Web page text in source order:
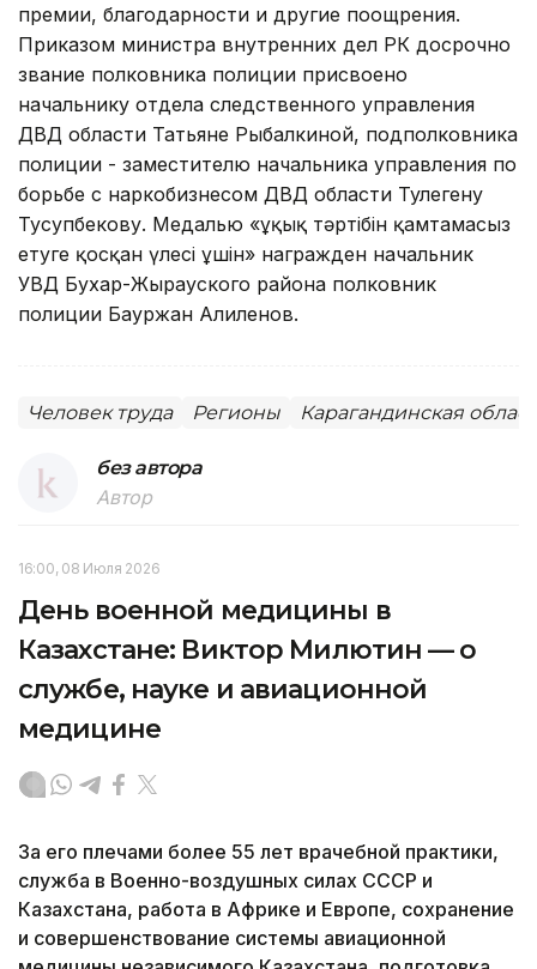
премии, благодарности и другие поощрения.
Приказом министра внутренних дел РК досрочно
звание полковника полиции присвоено
начальнику отдела следственного управления
ДВД области Татьяне Рыбалкиной, подполковника
полиции - заместителю начальника управления по
борьбе с наркобизнесом ДВД области Тулегену
Тусупбекову. Медалью «Құқық тәртібін қамтамасыз
етуге қосқан үлесі ұшін» награжден начальник
УВД Бухар-Жырауского района полковник
полиции Бауржан Алиленов.
Человек труда Регионы Карагандинская
без автора
Автор
16:00, 08 Июля 2026
День военной медицины в
Казахстане: Виктор Милютин — о
службе, науке и авиационной
медицине
За его плечами более 55 лет врачебной практики,
служба в Военно-воздушных силах СССР и
Казахстана, работа в Африке и Европе, сохранение
и совершенствование системы авиационной